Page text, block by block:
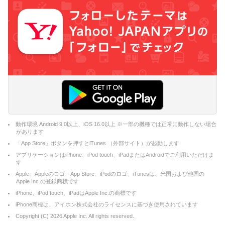
動作環境 Android 9.0以上、iOS 16.0以上 ※一部の機種では正常に動作しない場合
があります
「App Store」ボタンを押すとiTunes （外部サイト）が起動します
アプリケーションはiPhone、iPod touch、iPadまたはAndroidでご利用いただけま
す
Apple、Appleのロゴ、App Store、iPodのロゴ、iTunesは、米国および他国の
Apple Inc.の登録商標です
iPhone、iPod touch、iPadはApple Inc.の商標です
iPhone商標は、アイホン株式会社のライセンスに基づき使用されています
Copyright (C) 2026Apple Inc. All rights reserved.